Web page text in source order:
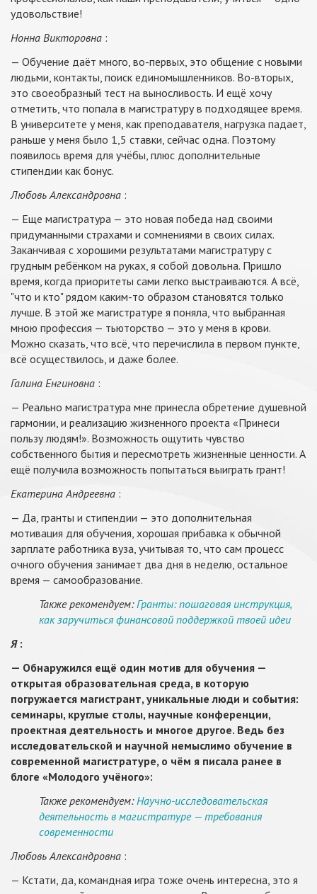
удовольствие!
Нонна Викторовна :
— Обучение даёт много, во-первых, это общение с новыми
людьми, контакты, поиск единомышленников. Во-вторых,
это своеобразный тест на выносливость. И ещё хочу
отметить, что попала в магистратуру в подходящее время.
В университете у меня, как преподавателя, нагрузка падает,
раньше у меня было 1,5 ставки, сейчас одна. Поэтому
появилось время для учёбы, плюс дополнительные
стипендии как бонус.
Любовь Александровна :
— Еще магистратура — это новая победа над своими
придуманными страхами и сомнениями в своих силах.
Заканчивая с хорошими результатами магистратуру с
грудным ребёнком на руках, я собой довольна. Пришло
время, когда приоритеты сами легко выстраиваются. А всё,
"что и кто" рядом каким-то образом становятся только
лучше. В этой же магистратуре я поняла, что выбранная
мною профессия — тьюторство — это у меня в крови.
Можно сказать, что всё, что перечислила в первом пункте,
всё осуществилось, и даже более.
Галина Енгиновна :
— Реально магистратура мне принесла обретение душевной
гармонии, и реализацию жизненного проекта «Принеси
пользу людям!». Возможность ощутить чувство
собственного бытия и пересмотреть жизненные ценности. А
ещё получила возможность попытаться выиграть грант!
Екатерина Андреевна :
— Да, гранты и стипендии — это дополнительная
мотивация для обучения, хорошая прибавка к обычной
зарплате работника вуза, учитывая то, что сам процесс
очного обучения занимает два дня в неделю, остальное
время — самообразование.
Также рекомендуем: Гранты: пошаговая инструкция,
как заручиться финансовой поддержкой твоей идеи
Я :
— Обнаружился ещё один мотив для обучения —
открытая образовательная среда, в которую
погружается магистрант, уникальные люди и события:
семинары, круглые столы, научные конференции,
проектная деятельность и многое другое. Ведь без
исследовательской и научной немыслимо обучение в
современной магистратуре, о чём я писала ранее в
блоге «Молодого учёного»:
Также рекомендуем: Научно-исследовательская
деятельность в магистратуре — требования
современности
Любовь Александровна :
— Кстати, да, командная игра тоже очень интересна, это я